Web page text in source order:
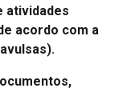
atividades
acordo com a